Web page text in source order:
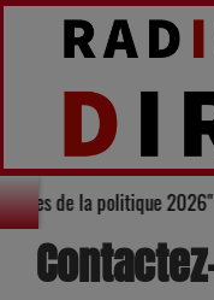
de la politique 2026"